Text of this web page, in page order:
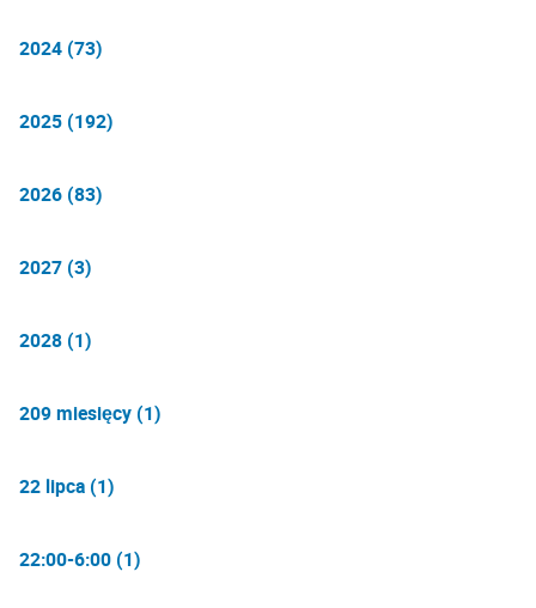
2024 (73)
2025 (192)
2026 (83)
2027 (3)
2028 (1)
209 miesięcy (1)
22 lipca (1)
22:00-6:00 (1)